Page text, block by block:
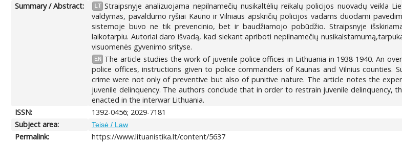
Summary / Abstract: LT Straipsnyje analizuojama nepilnamečių nusikaltėlių reikalų policijos nuovadų veikla
valdymas, pavaldumo ryšiai Kauno ir Vilniaus apskričių policijos vadams duodami
sistemoje buvo ne tik prevencinio, bet ir baudžiamojo pobūdžio. Straipsnyje
laikotarpiu. Autoriai daro išvadą, kad siekant apriboti nepilnamečių
visuomenės gyvenimo srityse.
EN
The article studies the work of juvenile police offices in Lithuania in 1938-1940. An
police offices, instructions given to police commanders of Kaunas and Vilnius
crime were not only of preventive but also of punitive nature. The article notes the
juvenile delinquency. The authors conclude that in order to restrain juvenile
enacted in the interwar Lithuania.
ISSN:
1392-0456; 2029-7181
Subject area:
Teisė / Law
Permalink:
https://www.lituanistika.lt/content/5637